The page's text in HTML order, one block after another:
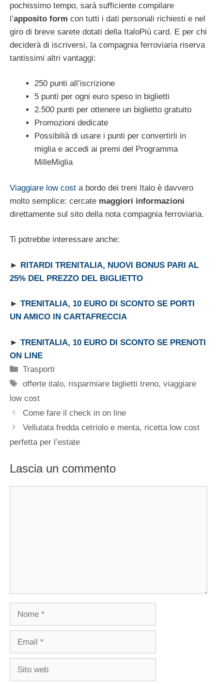
pochissimo tempo, sarà sufficiente compilare
l’apposito form con tutti i dati personali richiesti e nel
giro di breve sarete dotati della ItaloPiù card. E per chi
deciderà di iscriversi, la compagnia ferroviaria riserva
tantissimi altri vantaggi:
250 punti all’iscrizione
5 punti per ogni euro speso in biglietti
2.500 punti per ottenere un biglietto gratuito
Promozioni dedicate
Possibilià di usare i punti per convertirli in
miglia e accedi ai premi del Programma
MilleMiglia
Viaggiare low cost a bordo dei treni Italo è davvero
molto semplice: cercate maggiori informazioni
direttamente sul sito della nota compagnia ferroviaria.
Ti potrebbe interessare anche:
► RITARDI TRENITALIA, NUOVI BONUS PARI AL
25% DEL PREZZO DEL BIGLIETTO
► TRENITALIA, 10 EURO DI SCONTO SE PORTI
UN AMICO IN CARTAFRECCIA
► TRENITALIA, 10 EURO DI SCONTO SE PRENOTI
ON LINE
Categorie
Trasporti
Tag
offerte italo, risparmiare biglietti treno,viaggiare
low cost
Come fare il check in on line
Vellutata fredda cetriolo e menta, ricetta low cost
perfetta per l’estate
Lascia un commento
Nome
Email
Sito